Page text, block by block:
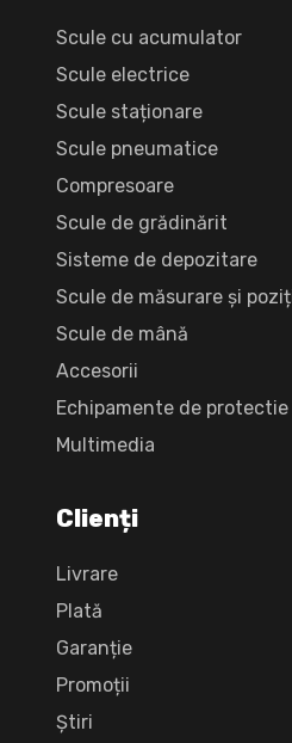
Scule cu acumulator
Scule electrice
Scule staționare
Scule pneumatice
Compresoare
Scule de grădinărit
Sisteme de depozitare
Scule de măsurare și
Scule de mână
Accesorii
Echipamente de protectie
Multimedia
Clienți
Livrare
Plată
Garanție
Promoții
Știri